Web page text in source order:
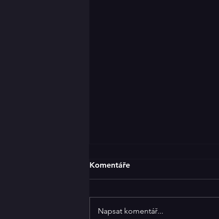
Klicperáky za dveřmi
25.ročník krajské postupové
divadelní dny startuje již tento
Komentáře
Napsat komentář...